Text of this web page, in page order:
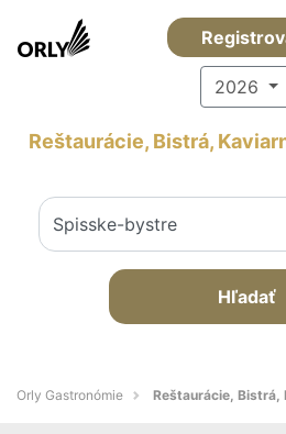
2026
Reštaurácie, Bistrá,
Hľadať
Orly Gastronómie Reštaurácie, Bistrá,